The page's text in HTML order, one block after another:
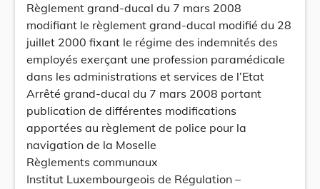
Règlement grand-ducal du 7 mars 2008
modifiant le règlement grand-ducal modifié du 28
juillet 2000 fixant le régime des indemnités des
employés exerçant une profession paramédicale
dans les administrations et services de l’Etat
Arrêté grand-ducal du 7 mars 2008 portant
publication de différentes modifications
apportées au règlement de police pour la
navigation de la Moselle
Règlements communaux
Institut Luxembourgeois de Régulation –